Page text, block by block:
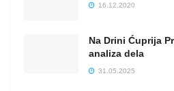
16.12.2020
Na Drini Ćuprija
analiza dela
31.05.2025